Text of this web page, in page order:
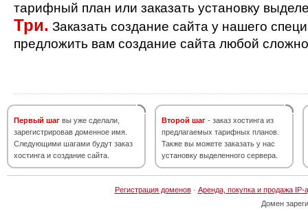
тарифный план или заказать установку
Три. Заказать создание сайта у нашего
предложить вам создание сайта любой
Первый шаг вы уже сделали,
зарегистрировав доменное имя.
Следующими шагами будут заказ
хостинга и создание сайта.
Второй шаг - заказ хостинга из
предлагаемых тарифных планов.
Также вы можете заказать у нас
установку выделенного сервера.
Регистрация доменов· Аренда, покупка и продажа IP-
Домен